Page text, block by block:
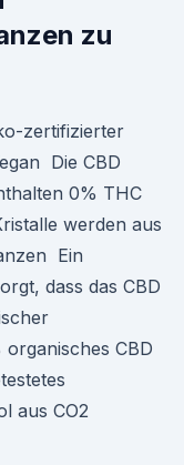
zu
zertifizierter
Die CBD
0% THC
werden aus
Ein
dass das CBD
CBD
aus CO2